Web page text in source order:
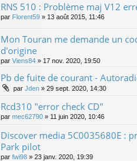
RNS 510 : Problème maj V12
par Florent59 » 13 août 2015, 11:46
Mon Touran me demande un
d'origine
par Viens84 » 17 nov. 2020, 19:50
Pb de fuite de courant -
par Jden » 29 sept. 2020, 14:30
Rcd310 "error check CD"
par mec62790 » 11 juin 2020, 10:46
Discover media 5C0035680E :
Park pilot
par fwi98 » 23 janv. 2020, 19:39